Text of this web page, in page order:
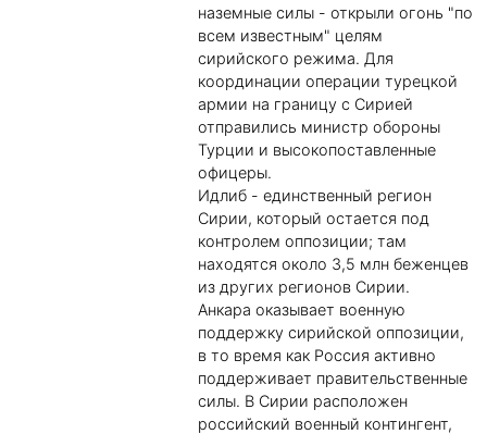
наземные силы - открыли огонь "по
всем известным" целям
сирийского режима. Для
координации операции турецкой
армии на границу с Сирией
отправились министр обороны
Турции и высокопоставленные
офицеры.
Идлиб - единственный регион
Сирии, который остается под
контролем оппозиции; там
находятся около 3,5 млн беженцев
из других регионов Сирии.
Анкара оказывает военную
поддержку сирийской оппозиции,
в то время как Россия активно
поддерживает правительственные
силы. В Сирии расположен
российский военный контингент,